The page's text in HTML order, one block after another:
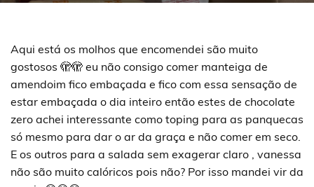
Aqui está os molhos que encomendei são muito
gostosos 🫣🫣 eu não consigo comer manteiga de
amendoim fico embaçada e fico com essa sensação de
estar embaçada o dia inteiro então estes de chocolate
zero achei interessante como toping para as panquecas
só mesmo para dar o ar da graça e não comer em seco.
E os outros para a salada sem exagerar claro , vanessa
não são muito calóricos pois não? Por isso mandei vir da